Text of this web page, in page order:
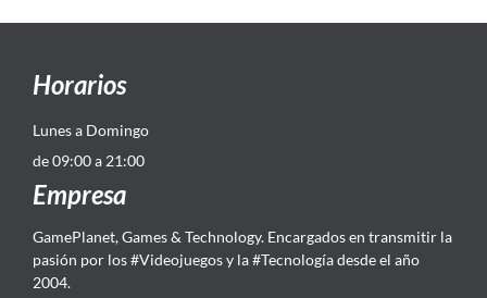
Horarios
Lunes a Domingo
de 09:00 a 21:00
Empresa
GamePlanet, Games & Technology. Encargados en transmitir la
pasión por los #Videojuegos y la #Tecnología desde el año
2004.